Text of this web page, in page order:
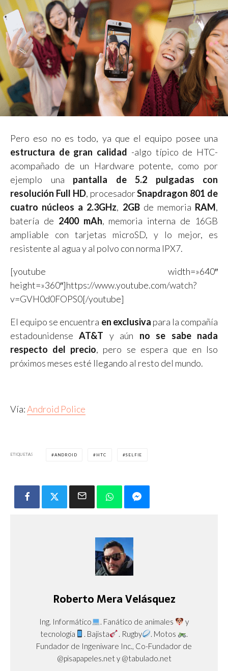
Pero eso no es todo, ya que el equipo posee una
estructura de gran calidad -algo típico de HTC-
acompañado de un Hardware potente, como por
ejemplo una pantalla de 5.2 pulgadas con
resolución Full HD, procesadorSnapdragon 801 de
cuatro núcleos a 2.3GHz, 2GBde memoria RAM,
batería de 2400 mAh, memoria interna de 16GB
ampliable con tarjetas microSD, y lo mejor, es
resistente al agua y al polvo con norma IPX7.
[youtube width=»640″
height=»360″]https://www.youtube.com/watch?
v=GVH0d0FOPS0[/youtube]
El equipo se encuentra en exclusiva para la compañía
estadounidense AT&T y aún no se sabe nada
respecto del precio, pero se espera que en lso
próximos meses esté llegando al resto del mundo.
Vía:Android Police
ETIQUETAS ANDROID HTC SELFIE
Roberto Mera Velásquez
Ing. Informático . Fanático de animales
y
tecnología
. Bajista . Rugby . Motos
.
Fundador de Ingeniware Inc., Co-Fundador de
@pisapapeles.net y @tabulado.net